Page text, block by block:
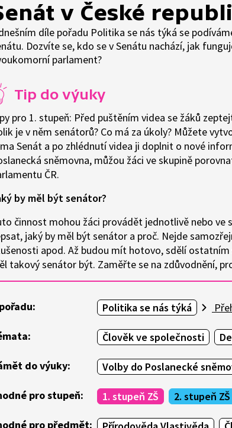
v České
díle pořadu Politika se nás týká se
Dozvíte se, kdo se v Senátu nachází, jak
parlament?
Tip do výuky
pro 1. stupeň: Před puštěním videa se žáků
je v něm senátorů? Co má za úkoly? Můžete
Senát a po zhlédnutí videa ji doplnit o nové
sněmovna, můžou žáci ve skupině
ČR.
by měl být senátor?
činnost mohou žáci provádět jednotlivě nebo ve
jaký by měl být senátor a proč. Nejde
apod. Až budou mít hotovo, sdělí
takový senátor být. Zaměřte se na zdůvodnění,
Politika se nás týká
Člověk ve společnosti
do výuky: Volby do Poslanecké
pro stupeň: 1. stupeň ZŠ 2. stupeň ZŠ
pro předmět: